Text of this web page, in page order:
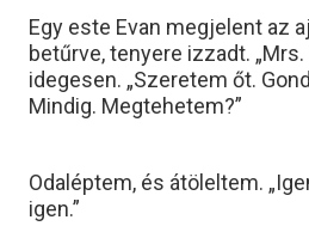
Egy este Evan megjelent az
betűrve, tenyere izzadt.
idegesen. „Szeretem őt.
Mindig. Megtehetem?”
Odaléptem, és átöleltem.
igen.”